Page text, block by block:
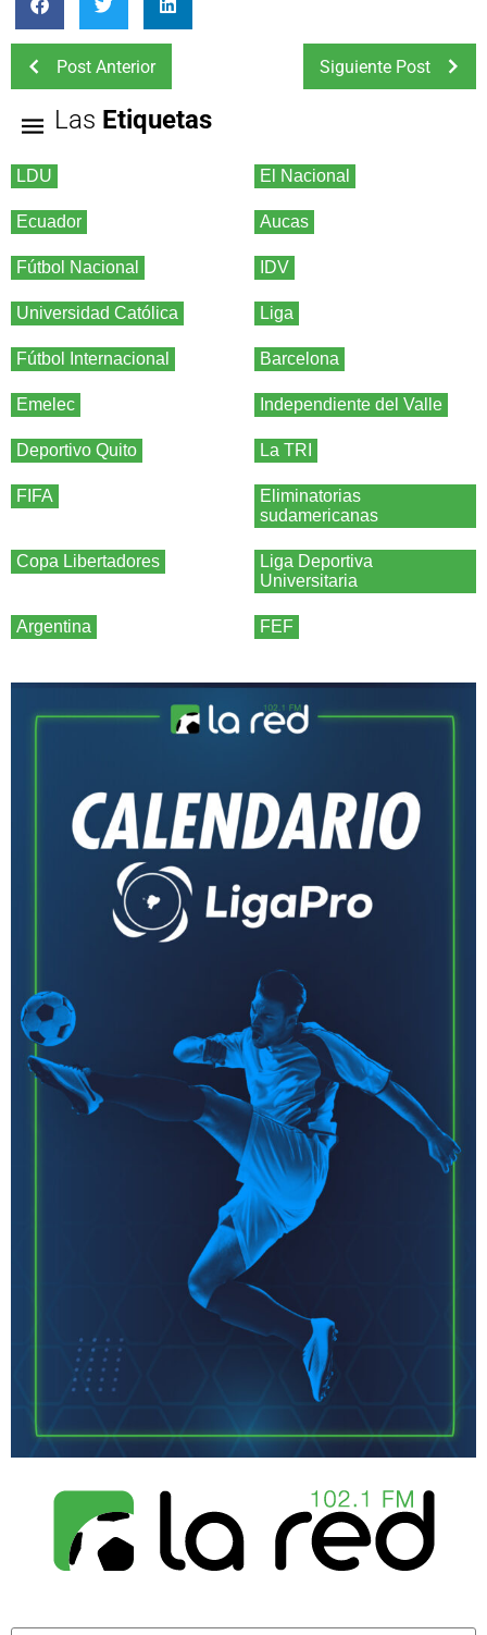
Post Anterior Siguiente Post
Las Etiquetas
LDU El Nacional
Ecuador Aucas
Fútbol Nacional IDV
Universidad Católica Liga
Fútbol Internacional Barcelona
Emelec Independiente del Valle
Deportivo Quito La TRI
FIFA
Eliminatorias
sudamericanas
Copa Libertadores
Liga Deportiva
Universitaria
Argentina FEF